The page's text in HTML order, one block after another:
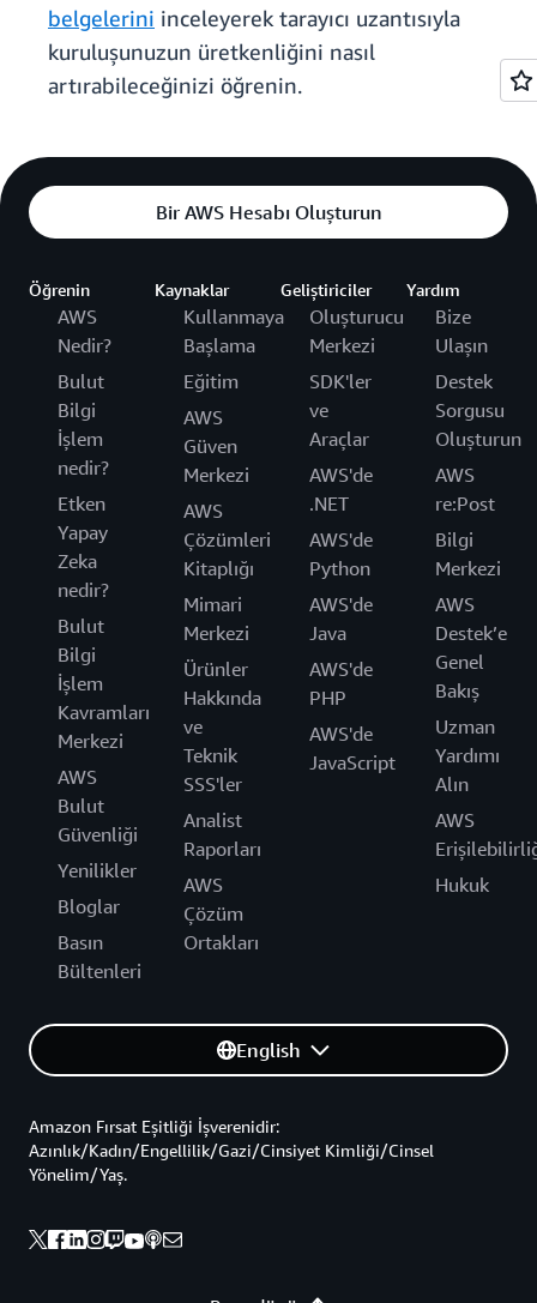
belgelerini inceleyerek tarayıcı uzantısıyla
kuruluşunuzun üretkenliğini nasıl
artırabileceğinizi öğrenin.
Bir AWS Hesabı Oluşturun
Öğrenin
AWS
Nedir?
Bulut
Bilgi
İşlem
nedir?
Etken
Yapay
Zeka
nedir?
Bulut
Bilgi
İşlem
Kavramları
Merkezi
AWS
Bulut
Güvenliği
Yenilikler
Bloglar
Basın
Bültenleri
Kaynaklar
Kullanmaya
Başlama
Eğitim
AWS
Güven
Merkezi
AWS
Çözümleri
Kitaplığı
Mimari
Merkezi
Ürünler
Hakkında
ve
Teknik
SSS'ler
Analist
Raporları
AWS
Çözüm
Ortakları
Geliştiriciler
Oluşturucu
Merkezi
SDK'ler
ve
Araçlar
AWS'de
.NET
AWS'de
Python
AWS'de
Java
AWS'de
PHP
AWS'de
JavaScript
Yardım
Bize
Ulaşın
Destek
Sorgusu
Oluşturun
AWS
re:Post
Bilgi
Merkezi
AWS
Destek’e
Genel
Bakış
Uzman
Yardımı
Alın
AWS
Hukuk
English
Amazon Fırsat Eşitliği İşverenidir:
Azınlık/Kadın/Engellilik/Gazi/Cinsiyet Kimliği/Cinsel
Yönelim/Yaş.